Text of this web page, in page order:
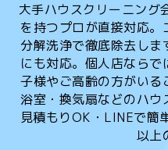
大手ハウスクリーニング
を持つプロが直接対応
分解洗浄で徹底除去し
にも対応。個人店なら
子様やご高齢の方がい
浴室・換気扇などのハ
見積もりOK・LINEで
以上